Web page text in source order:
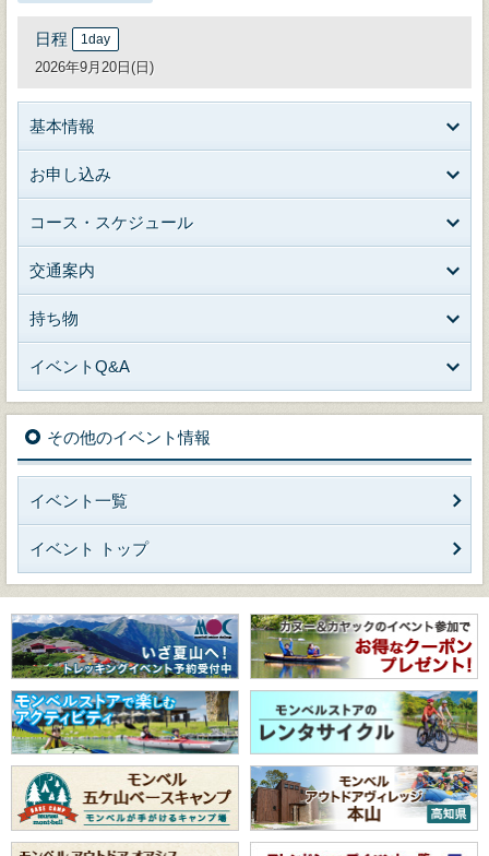
日程 1day
2026年9月20日(日)
基本情報
お申し込み
コース・スケジュール
交通案内
持ち物
イベントQ&A
その他のイベント情報
イベント一覧
イベント トップ